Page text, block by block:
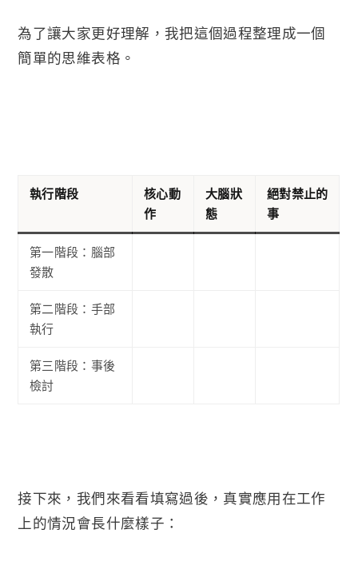
為了讓大家更好理解，我把這個過程整理成一個
簡單的思維表格。
執行階段
核心動
作
大腦狀
態
絕對禁止的
事
第一階段：腦部
發散
第二階段：手部
執行
第三階段：事後
檢討
接下來，我們來看看填寫過後，真實應用在工作
上的情況會長什麼樣子：